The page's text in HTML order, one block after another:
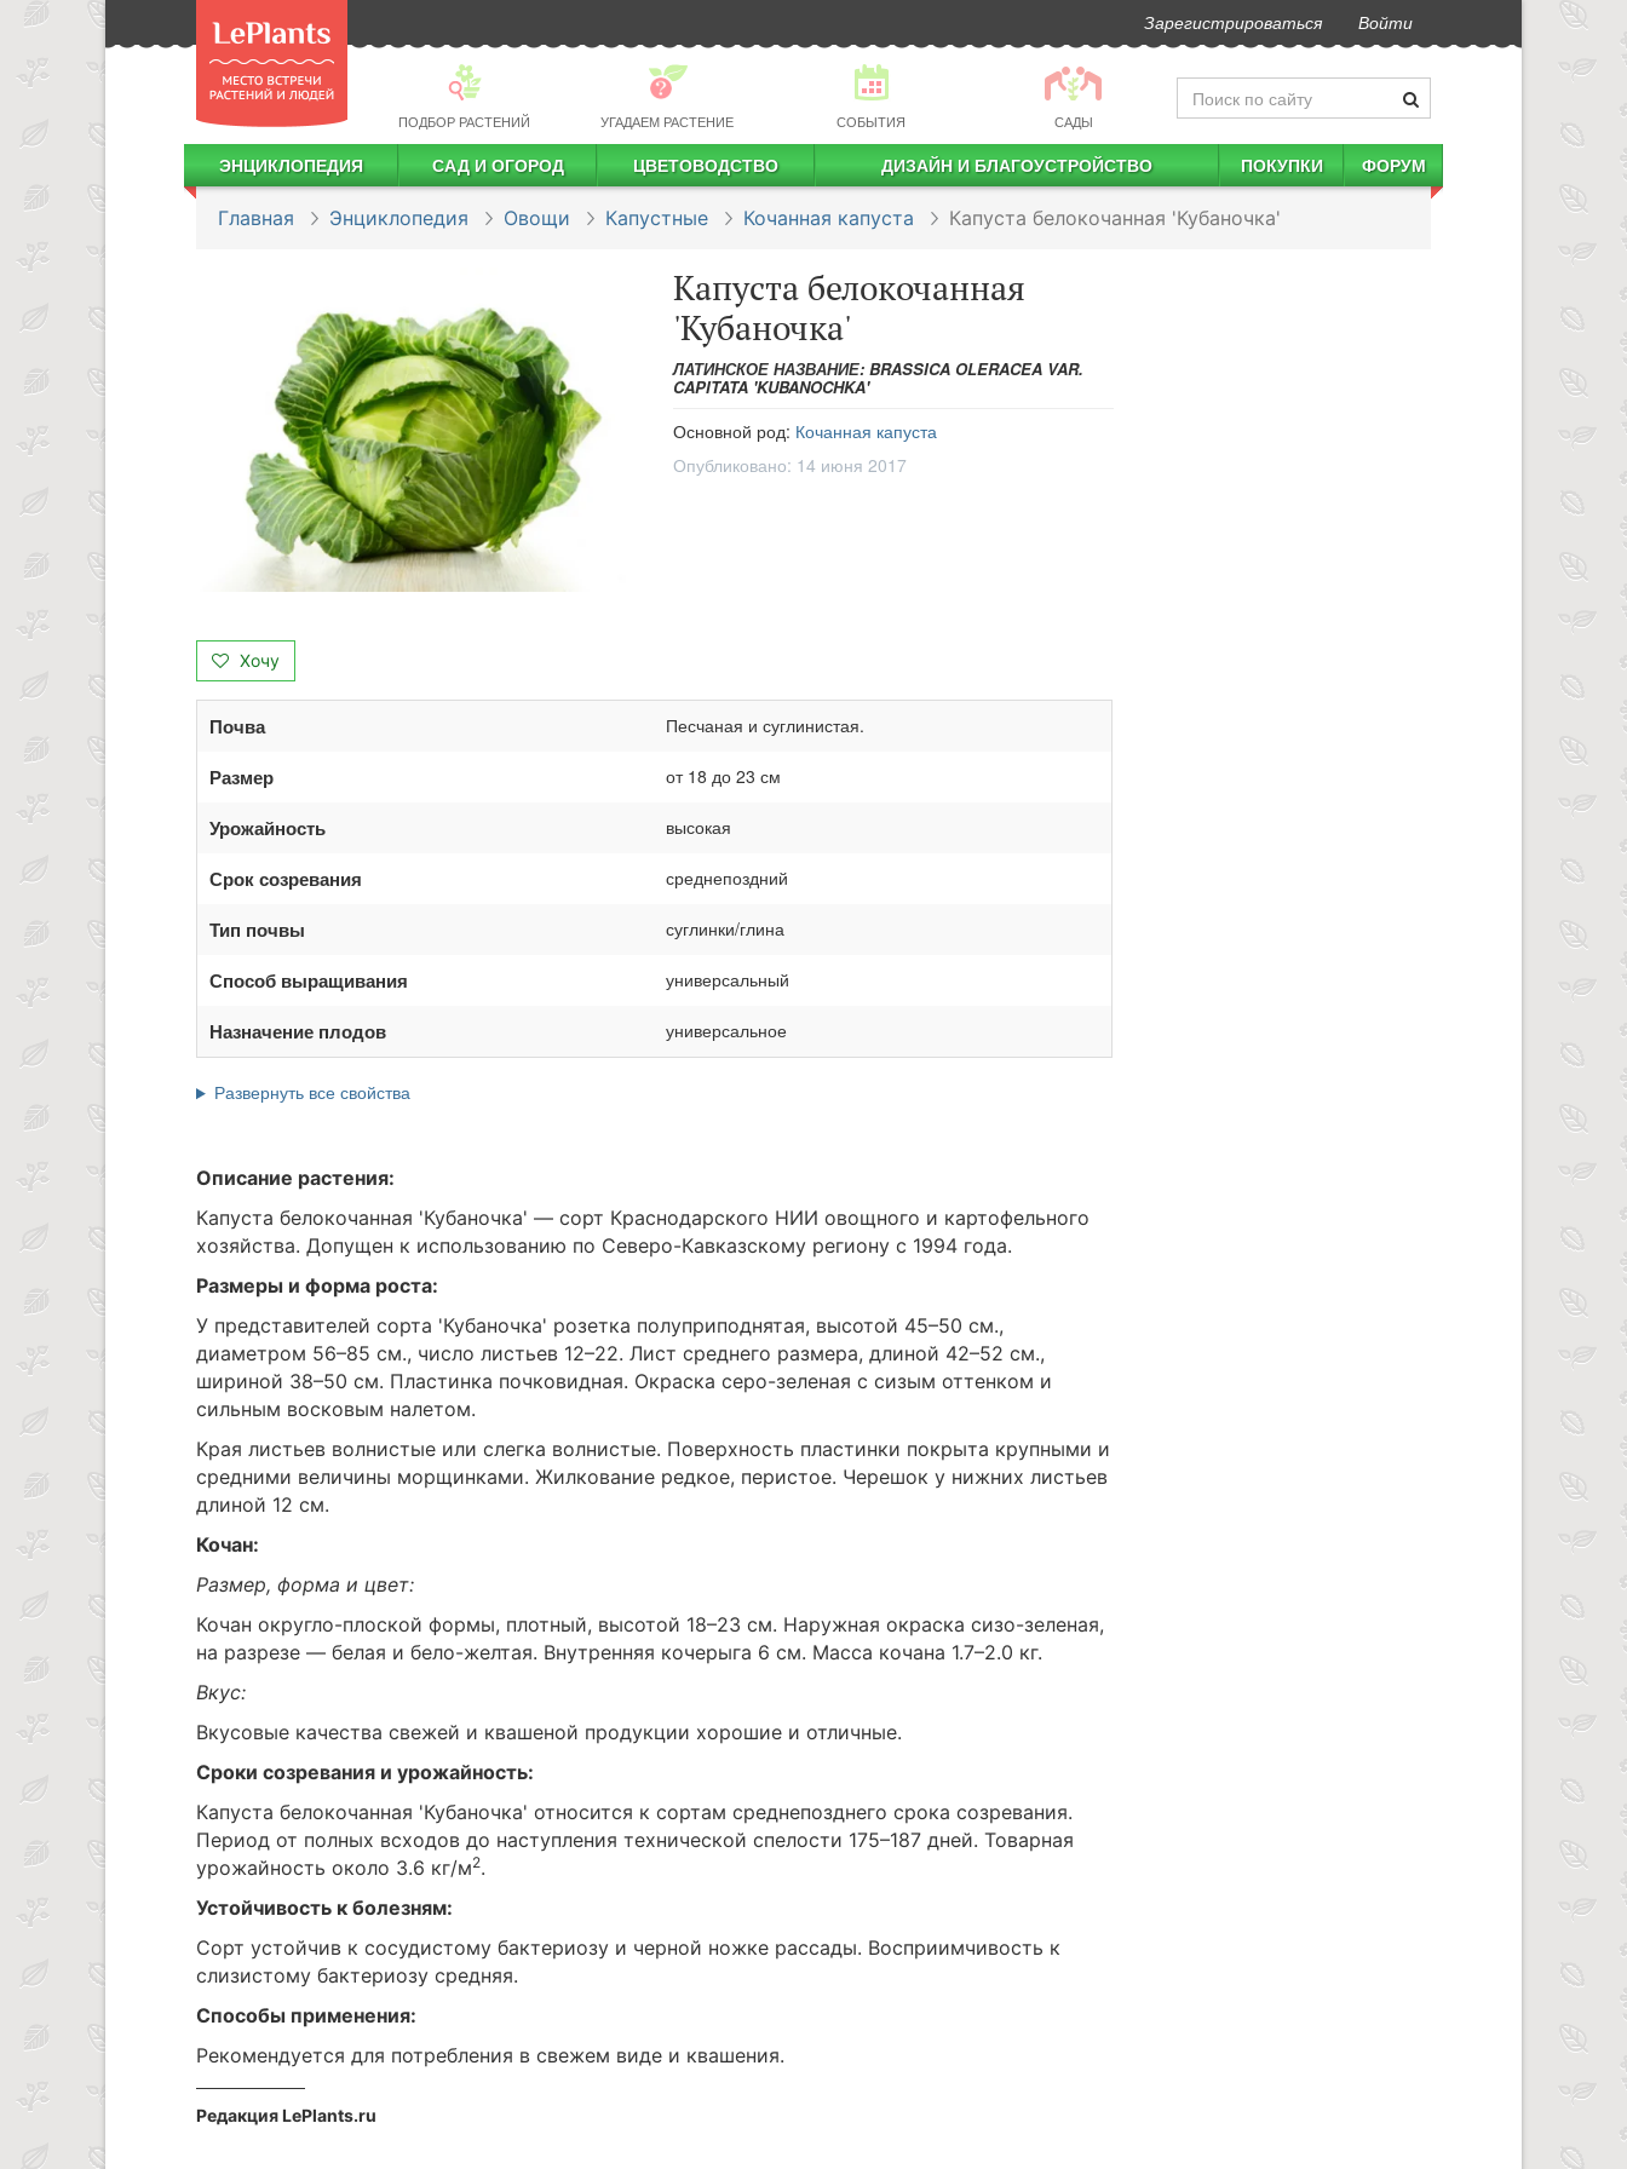
Зарегистрироваться Войти
ПОДБОР РАСТЕНИЙ УГАДАЕМ РАСТЕНИЕ СОБЫТИЯ САДЫ
ЭНЦИКЛОПЕДИЯ САД И ОГОРОД ЦВЕТОВОДСТВО ДИЗАЙН И БЛАГОУСТРОЙСТВО ПОКУПКИ ФОРУМ
Главная Энциклопедия Овощи Капустные Кочанная капуста Капуста белокочанная 'Кубаночка'
Капуста белокочанная
'Кубаночка'
ЛАТИНСКОЕ НАЗВАНИЕ: BRASSICA OLERACEA VAR.
CAPITATA 'KUBANOCHKA'
Основной род: Кочанная капуста
Опубликовано: 14 июня 2017
Хочу
Почва Песчаная и суглинистая.
Размер от 18 до 23 см
Урожайность высокая
Срок созревания среднепоздний
Тип почвы суглинки/глина
Способ выращивания универсальный
Назначение плодов универсальное
Развернуть все свойства
Описание растения:
Капуста белокочанная 'Кубаночка' — сорт Краснодарского НИИ овощного и картофельного
хозяйства. Допущен к использованию по Северо-Кавказскому региону с 1994 года.
Размеры и форма роста:
У представителей сорта 'Кубаночка' розетка полуприподнятая, высотой 45–50 см.,
диаметром 56–85 см., число листьев 12–22. Лист среднего размера, длиной 42–52 см.,
шириной 38–50 см. Пластинка почковидная. Окраска серо-зеленая с сизым оттенком и
сильным восковым налетом.
Края листьев волнистые или слегка волнистые. Поверхность пластинки покрыта крупными и
средними величины морщинками. Жилкование редкое, перистое. Черешок у нижних листьев
длиной 12 см.
Кочан:
Размер, форма и цвет:
Кочан округло-плоской формы, плотный, высотой 18–23 см. Наружная окраска сизо-зеленая,
на разрезе — белая и бело-желтая. Внутренняя кочерыга 6 см. Масса кочана 1.7–2.0 кг.
Вкус:
Вкусовые качества свежей и квашеной продукции хорошие и отличные.
Сроки созревания и урожайность:
Капуста белокочанная 'Кубаночка' относится к сортам среднепозднего срока созревания.
Период от полных всходов до наступления технической спелости 175–187 дней. Товарная
урожайность около 3.6 кг/м2.
Устойчивость к болезням:
Сорт устойчив к сосудистому бактериозу и черной ножке рассады. Восприимчивость к
слизистому бактериозу средняя.
Способы применения:
Рекомендуется для потребления в свежем виде и квашения.
Редакция LePlants.ru